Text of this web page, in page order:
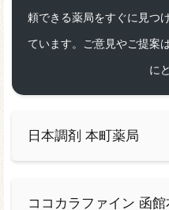
頼できる薬局をすぐに見つ
ています。ご意見やご提案
に
日本調剤 本町薬局
ココカラファイン 函